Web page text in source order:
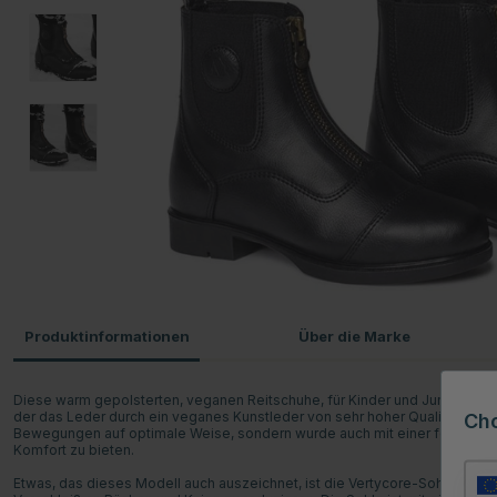
Produktinformationen
Diese warm gepolsterten, veganen Reitschuhe, für Kinder und Junioren,
der das Leder durch ein veganes Kunstleder von sehr hoher Qualität
Bewegungen auf optimale Weise, sondern wurde auch mit einer
Komfort zu bieten.
Etwas, das dieses Modell auch auszeichnet, ist die Vertycore-Sohle, die
Über die Marke